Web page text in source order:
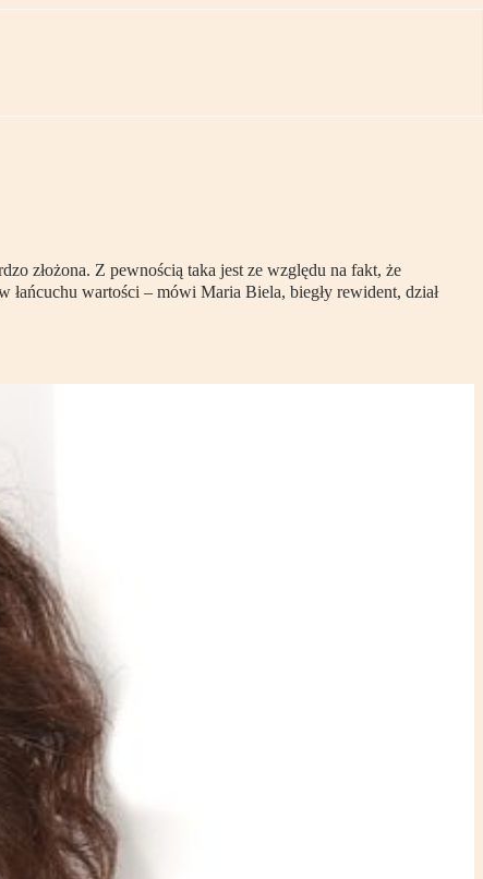
złożona. Z pewnością taka jest ze względu na fakt, że
wartości – mówi Maria Biela, biegły rewident, dział